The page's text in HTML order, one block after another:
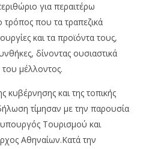
για περαιτέρω
που τα τραπεζικά
και τα προϊόντα τους,
δίνοντας ουσιαστικά
του μέλλοντος.
κυβέρνησης και της τοπικής
τίμησαν με την παρουσία
υπουργός Tουρισμού και
Αθηναίων.Κατά την